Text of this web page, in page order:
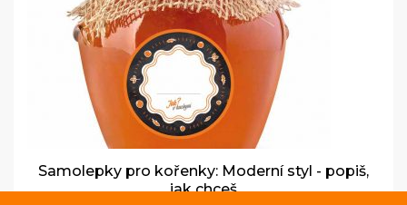
Samolepky pro kořenky: Moderní styl - popiš,
jak chceš